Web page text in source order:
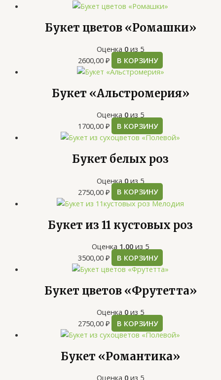
Букет цветов «Ромашки»
Оценка 0 из 5
2600,00 ₽ В КОРЗИНУ
Букет «Альстромерия»
Оценка 0 из 5
1700,00 ₽ В КОРЗИНУ
Букет белых роз
Оценка 0 из 5
2750,00 ₽ В КОРЗИНУ
Букет из 11 кустовых роз
Оценка 1.00 из 5
3500,00 ₽ В КОРЗИНУ
Букет цветов «Фрутетта»
Оценка 0 из 5
2750,00 ₽ В КОРЗИНУ
Букет «Романтика»
Оценка 0 из 5